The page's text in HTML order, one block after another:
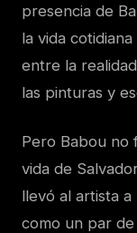
presencia de
la vida
entre la
las pinturas y
Pero Babou no
vida de
llevó al artista
como un par